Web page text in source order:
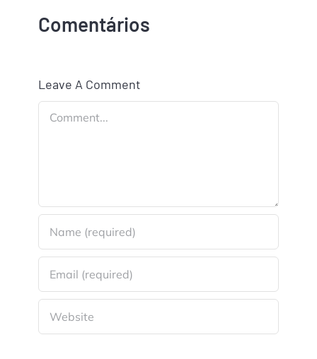
Comentários
Leave A Comment
Comment